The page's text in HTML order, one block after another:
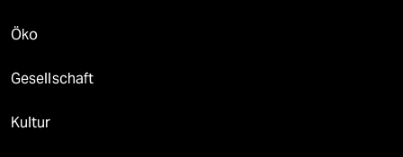
Öko
Gesellschaft
Kultur